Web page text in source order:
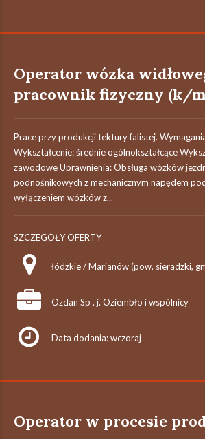
Operator wózka
pracownik fizyczny (k/
Prace przy produkcji tektury falistej.
Wykształcenie: średnie ogólnokształcące
zawodowe Uprawnienia: Obsługa wózków
podnośnikowych z mechanicznym napędem
wyłączeniem wózków z...
SZCZEGÓŁY OFERTY
łódzkie / Marianów (pow. sieradzki,
Ozdan Sp . j. Oziembło i wspólnicy
Data dodania: wczoraj
Operator w procesie